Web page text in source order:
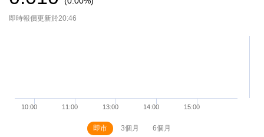
即時報價更新於20:46
即市 3個月 6個月